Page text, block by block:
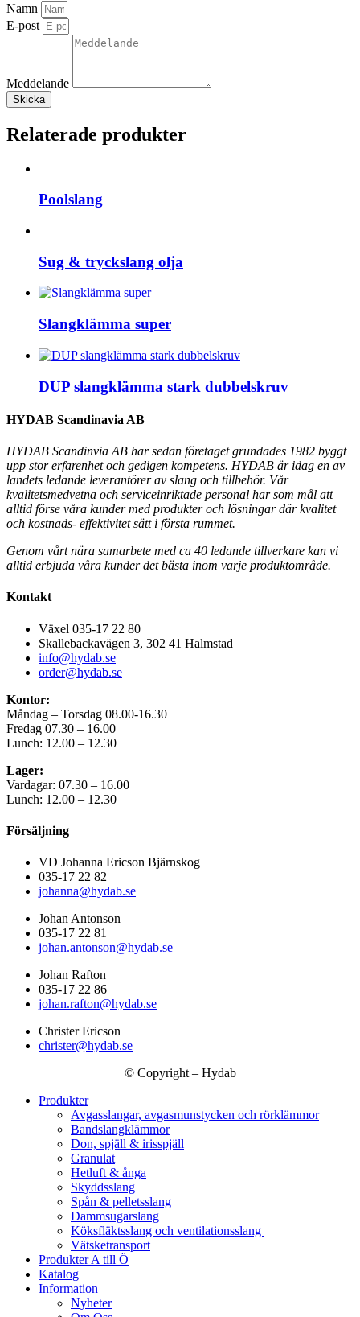
Namn
E-post
Meddelande
Skicka
Relaterade produkter
Poolslang
Sug & tryckslang olja
Slangklämma super
DUP slangklämma stark dubbelskruv
HYDAB Scandinavia AB
HYDAB Scandinvia AB har sedan företaget grundades 1982 byggt
upp stor erfarenhet och gedigen kompetens. HYDAB är idag en av
landets ledande leverantörer av slang och tillbehör. Vår
kvalitetsmedvetna och serviceinriktade personal har som mål att
alltid förse våra kunder med produkter och lösningar där kvalitet
och kostnads- effektivitet sätt i första rummet.
Genom vårt nära samarbete med ca 40 ledande tillverkare kan vi
alltid erbjuda våra kunder det bästa inom varje produktområde.
Kontakt
Växel 035-17 22 80
Skallebackavägen 3, 302 41 Halmstad
info@hydab.se
order@hydab.se
Kontor:
Måndag – Torsdag 08.00-16.30
Fredag 07.30 – 16.00
Lunch: 12.00 – 12.30
Lager:
Vardagar: 07.30 – 16.00
Lunch: 12.00 – 12.30
Försäljning
VD Johanna Ericson Bjärnskog
035-17 22 82
johanna@hydab.se
Johan Antonson
035-17 22 81
johan.antonson@hydab.se
Johan Rafton
035-17 22 86
johan.rafton@hydab.se
Christer Ericson
christer@hydab.se
© Copyright – Hydab
Produkter
Avgasslangar, avgasmunstycken och rörklämmor
Bandslangklämmor
Don, spjäll & irisspjäll
Granulat
Hetluft & ånga
Skyddsslang
Spån & pelletsslang
Dammsugarslang
Köksfläktsslang och ventilationsslang
Vätsketransport
Produkter A till Ö
Katalog
Information
Nyheter